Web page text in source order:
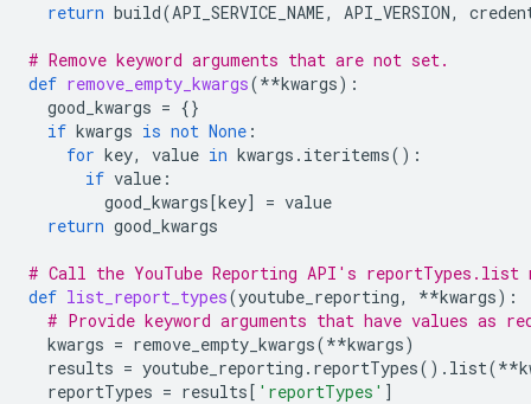
return build(API_SERVICE_NAME, API_VERSION,
# Remove keyword arguments that are not set.
def remove_empty_kwargs(**kwargs):
good_kwargs = {}
if kwargs is not None :
for key, value in kwargs . iteritems():
if value :
good_kwargs[key] = value
return good_kwargs
# Call the YouTube Reporting API's
def list_report_types(youtube_reporting, **kwargs):
# Provide keyword arguments that have values as
kwargs = remove_empty_kwargs(**kwargs)
results = youtube_reporting . reportTypes() . list(**
reportTypes = results[ 'reportTypes' ]